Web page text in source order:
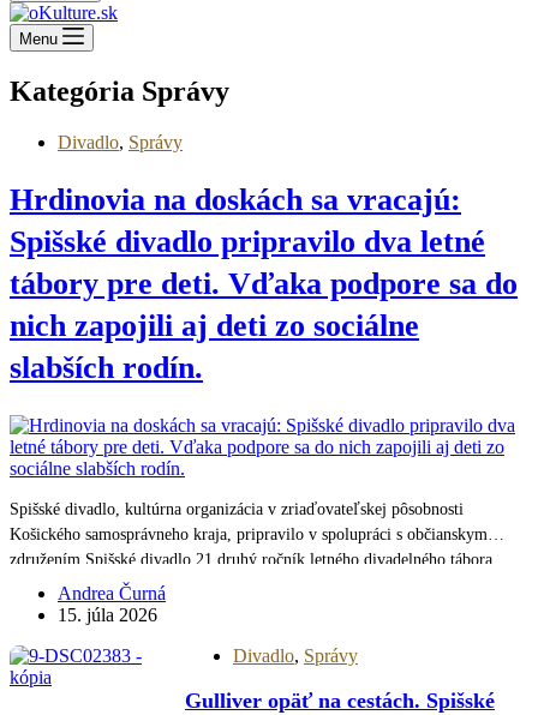
Menu
Kategória Správy
Divadlo, Správy
Hrdinovia na doskách sa vracajú:
Spišské divadlo pripravilo dva letné
tábory pre deti. Vďaka podpore sa do
nich zapojili aj deti zo sociálne
slabších rodín.
Spišské divadlo, kultúrna organizácia v zriaďovateľskej pôsobnosti
Košického samosprávneho kraja, pripravilo v spolupráci s občianskym
združením Spišské divadlo 21 druhý ročník letného divadelného tábora
Hrdinovia na doskách. Po úspešnom pilotnom ročníku rozširuje projekt na
dva turnusy a otvára ho širšiemu okruhu detí. Vďaka podpore…
Andrea Čurná
15. júla 2026
Divadlo, Správy
Gulliver opäť na cestách. Spišské